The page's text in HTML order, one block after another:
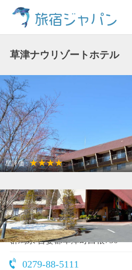
ス
キ
ッ
プ
旅宿ジャパン
草津ナウリゾートホテル
星評価 :★★★★
温泉リゾート 女子だけの旅に最適
〒377-1711
群馬県 吾妻郡草津町白根750
0279-88-5111